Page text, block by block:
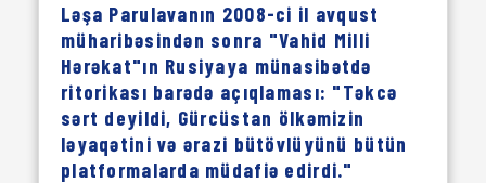
Ləşa Parulavanın 2008-ci il avqust
müharibəsindən sonra "Vahid Milli
Hərəkat"ın Rusiyaya münasibətdə
ritorikası barədə açıqlaması: "Təkcə
sərt deyildi, Gürcüstan ölkəmizin
ləyaqətini və ərazi bütövlüyünü bütün
platformalarda müdafiə edirdi."